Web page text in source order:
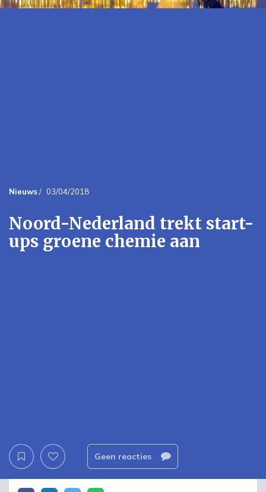
Nieuws/ 03/04/2018
Noord-Nederland trekt start-
ups groene chemie aan
Geen reacties